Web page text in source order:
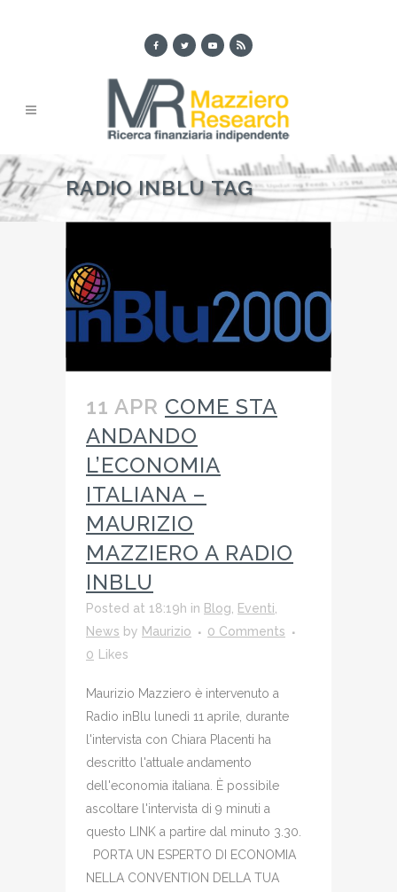
RADIO INBLU TAG
11 APR COME STA
ANDANDO
L’ECONOMIA
ITALIANA –
MAURIZIO
MAZZIERO A RADIO
INBLU
Posted at 18:19h in Blog Eventi
News by Maurizio
0 Comments
0
Likes
Maurizio Mazziero è intervenuto a
Radio inBlu lunedì 11 aprile, durante
l'intervista con Chiara Placenti ha
descritto l'attuale andamento
dell'economia italiana. È possibile
ascoltare l'intervista di 9 minuti a
questo LINK a partire dal minuto 3.30.
PORTA UN ESPERTO DI ECONOMIA
NELLA CONVENTION DELLA TUA